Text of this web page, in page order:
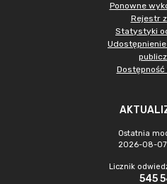
Ponowne
Rejestr
Statystyki
Ostatnia
2026-08-07
Licznik
545